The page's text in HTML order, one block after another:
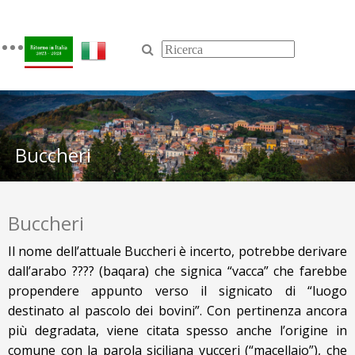
Toggle
navigation
Buccheri
Buccheri
Il nome dell’attuale Buccheri è incerto, potrebbe derivare
dall’arabo ???? (baqara) che significa “vacca” che farebbe
propendere appunto verso il significato di “luogo
destinato al pascolo dei bovini”. Con pertinenza ancora
più degradata, viene citata spesso anche l’origine in
comune con la parola siciliana vucceri (“macellaio”), che